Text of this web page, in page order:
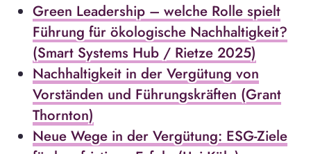
Green Leadership – welche Rolle spielt
Führung für ökologische Nachhaltigkeit?
(Smart Systems Hub / Rietze 2025)
Nachhaltigkeit in der Vergütung von
Vorständen und Führungskräften (Grant
Thornton)
Neue Wege in der Vergütung: ESG-Ziele